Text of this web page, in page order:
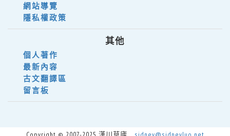
網站導覽
隱私權政策
其他
個人著作
最新內容
古文翻譯區
留言板